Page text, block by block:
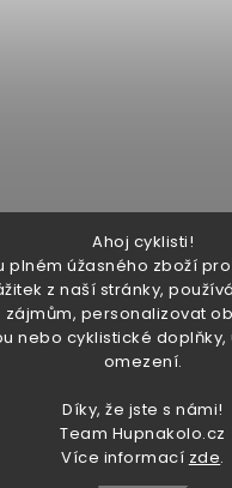
Ahoj cyklisti!
úžasného zboží
z naší stránky,
personalizovat
nebo cyklistické
omezení.
Díky, že jste s námi!
Team Hupnakolo.cz
Více informací zde.